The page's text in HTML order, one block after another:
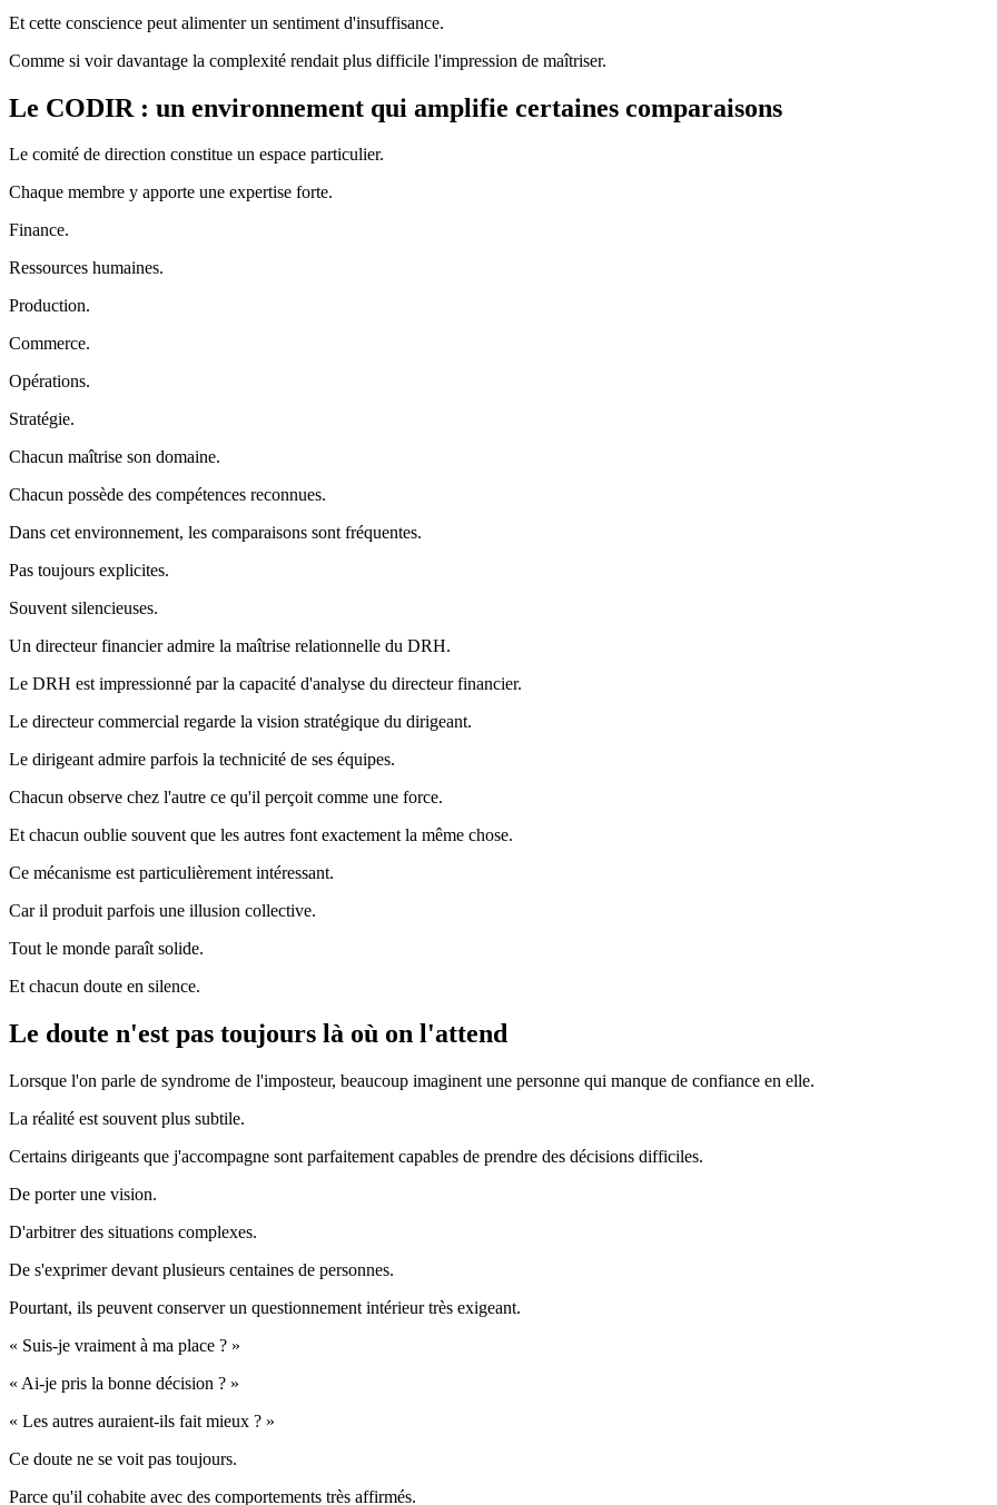
Et cette conscience peut alimenter un sentiment d'insuffisance.
Comme si voir davantage la complexité rendait plus difficile l'impression de maîtriser.
Le CODIR : un environnement qui amplifie certaines comparaisons
Le comité de direction constitue un espace particulier.
Chaque membre y apporte une expertise forte.
Finance.
Ressources humaines.
Production.
Commerce.
Opérations.
Stratégie.
Chacun maîtrise son domaine.
Chacun possède des compétences reconnues.
Dans cet environnement, les comparaisons sont fréquentes.
Pas toujours explicites.
Souvent silencieuses.
Un directeur financier admire la maîtrise relationnelle du DRH.
Le DRH est impressionné par la capacité d'analyse du directeur financier.
Le directeur commercial regarde la vision stratégique du dirigeant.
Le dirigeant admire parfois la technicité de ses équipes.
Chacun observe chez l'autre ce qu'il perçoit comme une force.
Et chacun oublie souvent que les autres font exactement la même chose.
Ce mécanisme est particulièrement intéressant.
Car il produit parfois une illusion collective.
Tout le monde paraît solide.
Et chacun doute en silence.
Le doute n'est pas toujours là où on l'attend
Lorsque l'on parle de syndrome de l'imposteur, beaucoup imaginent une personne qui manque de confiance en elle.
La réalité est souvent plus subtile.
Certains dirigeants que j'accompagne sont parfaitement capables de prendre des décisions difficiles.
De porter une vision.
D'arbitrer des situations complexes.
De s'exprimer devant plusieurs centaines de personnes.
Pourtant, ils peuvent conserver un questionnement intérieur très exigeant.
« Suis-je vraiment à ma place ? »
« Ai-je pris la bonne décision ? »
« Les autres auraient-ils fait mieux ? »
Ce doute ne se voit pas toujours.
Parce qu'il cohabite avec des comportements très affirmés.